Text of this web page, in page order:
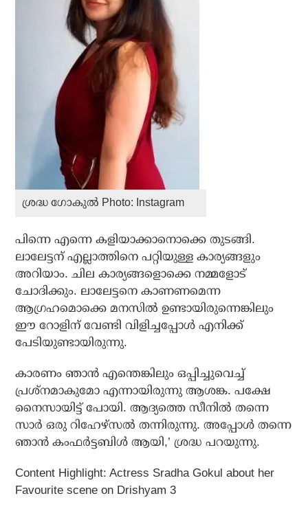
ശ്രദ്ധ ഗോകുല്‍ Photo: Instagram
പിന്നെ എന്നെ കളിയാക്കാനൊക്കെ തുടങ്ങി.
ലാലേട്ടന് എല്ലാത്തിനെ പറ്റിയുള്ള കാര്യങ്ങളും
അറിയാം. ചില കാര്യങ്ങളൊക്കെ നമ്മളോട്
ചോദിക്കും. ലാലേട്ടനെ കാണണമെന്ന
ആഗ്രഹമൊക്കെ മനസില്‍ ഉണ്ടായിരുന്നെങ്കിലും
ഈ റോളിന് വേണ്ടി വിളിച്ചപ്പോള്‍ എനിക്ക്
പേടിയുണ്ടായിരുന്നു.
കാരണം ഞാന്‍ എന്തെങ്കിലും ഒപ്പിച്ചുവെച്ച്
പ്രശ്‌നമാകുമോ എന്നായിരുന്നു ആശങ്ക. പക്ഷേ
നൈസായിട്ട് പോയി. ആദ്യത്തെ സീനില്‍ തന്നെ
സാര്‍ ഒരു റിഹേഴ്‌സല്‍ തന്നിരുന്നു. അപ്പോള്‍ തന്നെ
ഞാന്‍ കംഫര്‍ട്ടബിള്‍ ആയി,’ ശ്രദ്ധ പറയുന്നു.
Content Highlight: Actress Sradha Gokul about her
Favourite scene on Drishyam 3